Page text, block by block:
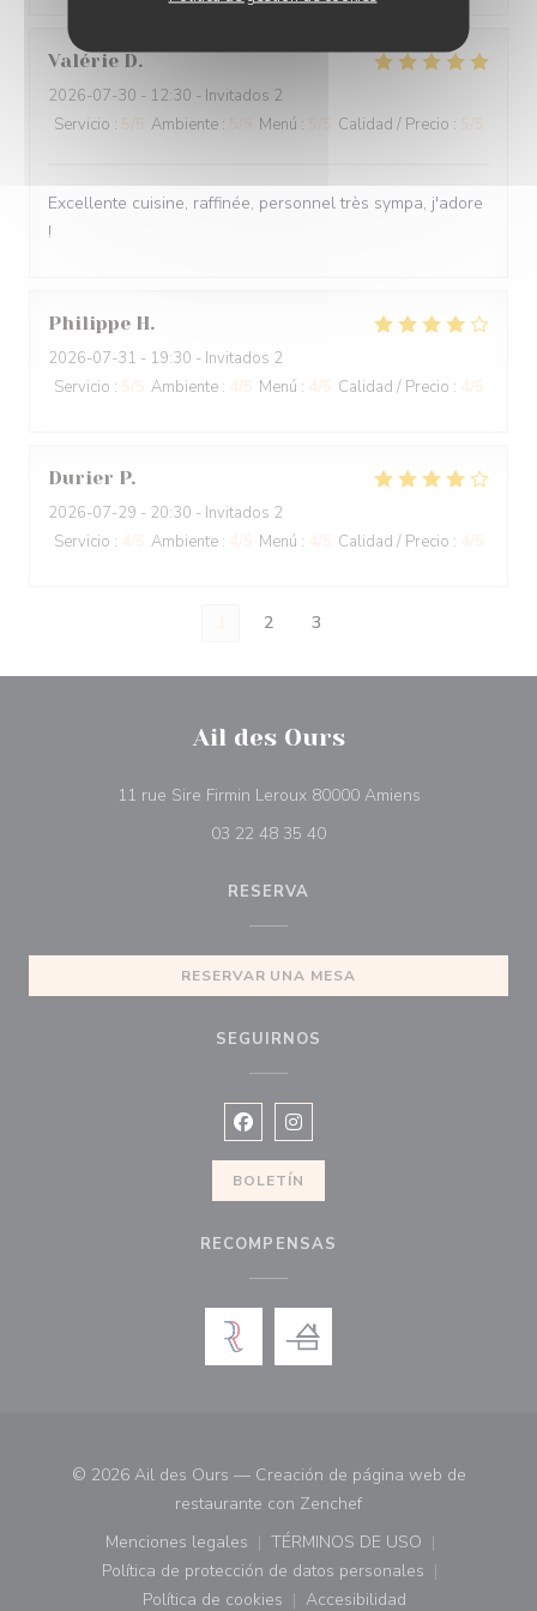
Valérie D
2026-07-30 - 12:30 - Invitados 2
Servicio : Ambiente : Menú : Calidad / Precio :
Excellente cuisine, raffinée, personnel très sympa, j'adore
!
Philippe H
2026-07-31 - 19:30 - Invitados 2
Servicio : Ambiente : Menú : Calidad / Precio :
Durier P
2026-07-29 - 20:30 - Invitados 2
Servicio : Ambiente : Menú : Calidad / Precio :
2 3
Ail des Ours
11 rue Sire Firmin Leroux 80000 Amiens((abre en una
03 22 48 35 40
RESERVA
RESERVAR UNA MESA
SEGUIRNOS
Facebook ((abre en una nueva
Instagram ((abre en una
BOLETÍN
RECOMPENSAS
© 2026 Ail des Ours — Creación de página web de
restaurante con Zenchef((abre en una nueva
Menciones legales
((abre en una nueva ventana))
TÉRMINOS DE USO
((abre en una nueva
Política de protección de datos personales
((abre en una nueva ventana))
Política de cookies Accesibilidad